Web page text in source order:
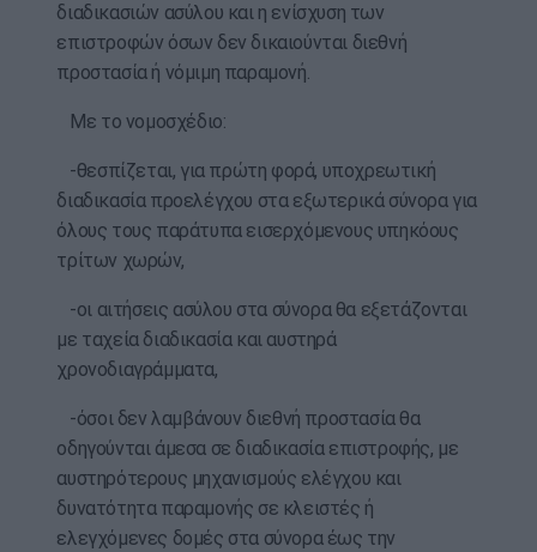
διαδικασιών ασύλου και η ενίσχυση των
επιστροφών όσων δεν δικαιούνται διεθνή
προστασία ή νόμιμη παραμονή.
Με το νομοσχέδιο:
-θεσπίζεται, για πρώτη φορά, υποχρεωτική
διαδικασία προελέγχου στα εξωτερικά σύνορα για
όλους τους παράτυπα εισερχόμενους υπηκόους
τρίτων χωρών,
-οι αιτήσεις ασύλου στα σύνορα θα εξετάζονται
με ταχεία διαδικασία και αυστηρά
χρονοδιαγράμματα,
-όσοι δεν λαμβάνουν διεθνή προστασία θα
οδηγούνται άμεσα σε διαδικασία επιστροφής, με
αυστηρότερους μηχανισμούς ελέγχου και
δυνατότητα παραμονής σε κλειστές ή
ελεγχόμενες δομές στα σύνορα έως την